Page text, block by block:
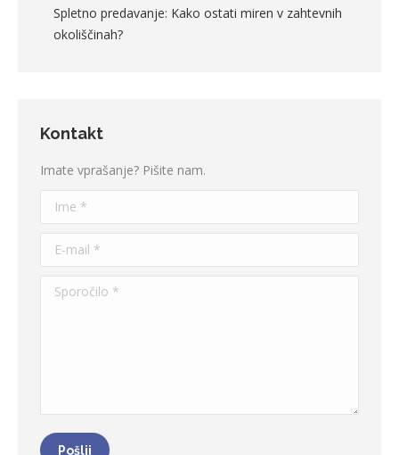
Spletno predavanje: Kako ostati miren v zahtevnih
okoliščinah?
Kontakt
Imate vprašanje? Pišite nam.
Ime *
E-mail *
Sporočilo *
Pošlji